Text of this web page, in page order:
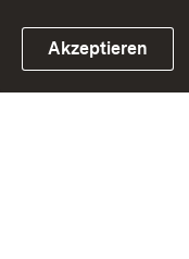
Link zum
Akzeptieren